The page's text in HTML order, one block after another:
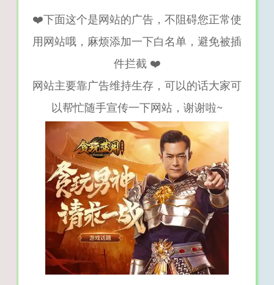
❤️下面这个是网站的广告，不阻碍您正常使
用网站哦，麻烦添加一下白名单，避免被插
件拦截 ❤️
网站主要靠广告维持生存，可以的话大家可
以帮忙随手宣传一下网站，谢谢啦~